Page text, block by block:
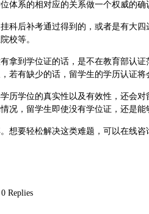
体系的相对应的关系做一个权威的确
科后补考通过得到的，或者是有大
校等。
拿到学位证的话，是不在教育部认
若有缺少的话，留学生的学历认证将
历学位的真实性以及有效性，还会
况，留学生即使没有学位证，还是能
想要轻松解决这类难题，可以在线
0 Replies